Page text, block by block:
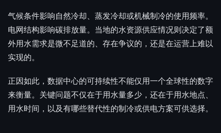
气候条件影响自然冷却、蒸发冷却或机械制冷的使用频率。
电网结构影响碳排放量。当地的水资源供应情况则决定了额
外用水需求是微不足道的、存在争议的，还是在运营上难以
实现的。
正因如此，数据中心的可持续性不能仅用一个全球性的数字
来衡量。关键问题不仅在于用水量多少，还在于用水地点、
用水时间，以及有哪些替代性的制冷或供电方案可供选择。